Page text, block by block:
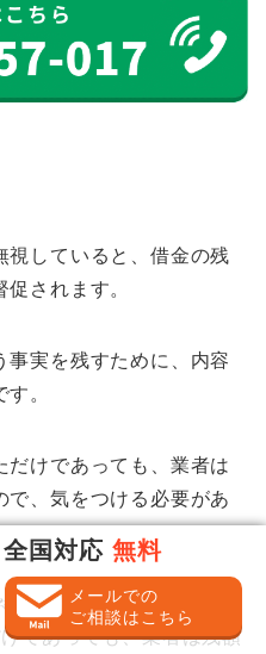
視していると、借金の残
されます。
事実を残すために、内容
。
だけであっても、業者は
で、気をつける必要があ
万円で返済している場
であっても、業者は残額
全国対応 無料
メールでの
ご相談はこちら